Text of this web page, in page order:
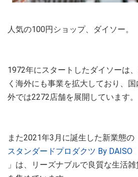
人気の100円ショップ、ダイソー。
1972年にスタートしたダイソーは
く海外にも事業を拡大しており、
外では2272店舗を展開しています
また2021年3月に誕生した新業態の
スタンダードプロダクツ By DAISO
」は、リーズナブルで良質な生活